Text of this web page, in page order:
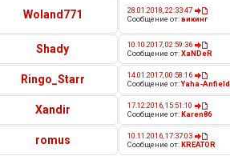
Woland771
28.01.2018, 22:33:47
Сообщение от:викинг
Shady
10.10.2017, 02:59:36
Сообщение от:XaNDeR
Ringo_Starr
14.01.2017, 00:58:16
Сообщение от:Yaha-Anfield
Xandir
17.12.2016, 15:51:10
Сообщение от:Karen86
romus
10.11.2016, 17:37:03
Сообщение от:KREATOR